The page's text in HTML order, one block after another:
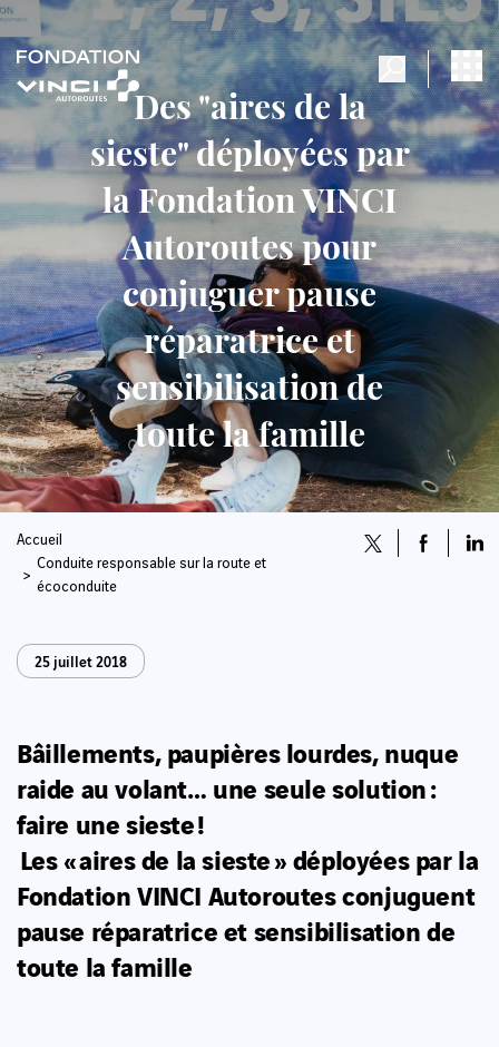
Des "aires de la
sieste" déployées par
la Fondation VINCI
Autoroutes pour
conjuguer pause
réparatrice et
sensibilisation de
toute la famille
Accueil
Conduite responsable sur la route et
écoconduite
25 juillet 2018
Bâillements, paupières lourdes, nuque
raide au volant… une seule solution :
faire une sieste !
Les « aires de la sieste » déployées par la
Fondation VINCI Autoroutes conjuguent
pause réparatrice et sensibilisation de
toute la famille